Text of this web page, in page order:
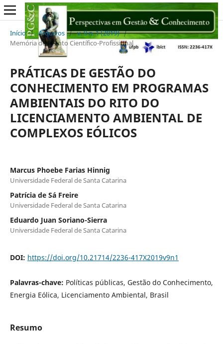
Início / Arquivos / v. 9 n. 1 (2019) /
Memória de Evento Científico-Profissional
PRÁTICAS DE GESTÃO DO
CONHECIMENTO EM PROGRAMAS
AMBIENTAIS DO RITO DO
LICENCIAMENTO AMBIENTAL DE
COMPLEXOS EÓLICOS
Marcus Phoebe Farias Hinnig
Universidade Federal de Santa Catarina
Patrícia de Sá Freire
Universidade Federal de Santa Catarina
Eduardo Juan Soriano-Sierra
Universidade Federal de Santa Catarina
DOI: https://doi.org/10.21714/2236-417X2019v9n1
Palavras-chave: Políticas públicas, Gestão do Conhecimento,
Energia Eólica, Licenciamento Ambiental, Brasil
Resumo